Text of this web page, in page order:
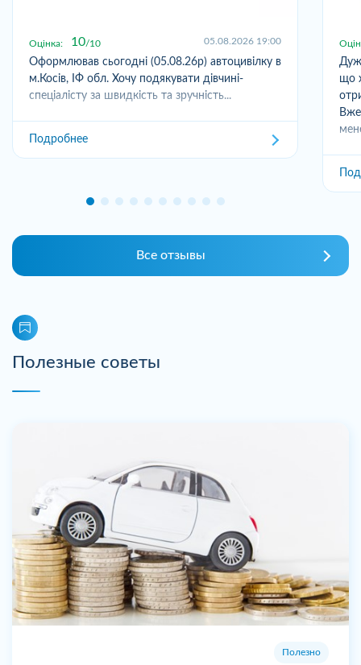
Оцінка: 10 10 05.08.2026 19:00
Оформлював сьогодні (05.08.26р) автоцивілку в
м.Косів, ІФ обл. Хочу подякувати дівчині-
спеціалісту за швидкість та зручність...
Подробнее
що
Все отзывы
Полезные советы
Полезно